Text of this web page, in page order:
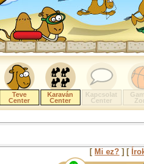
Teve
Center
Karaván
Center
Kapcsolat
Center
[ Mi ez? ] [